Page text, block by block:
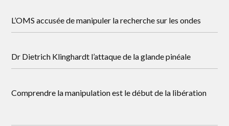
L’OMS accusée de manipuler la recherche sur les ondes
Dr Dietrich Klinghardt l’attaque de la glande pinéale
Comprendre la manipulation est le début de la libération